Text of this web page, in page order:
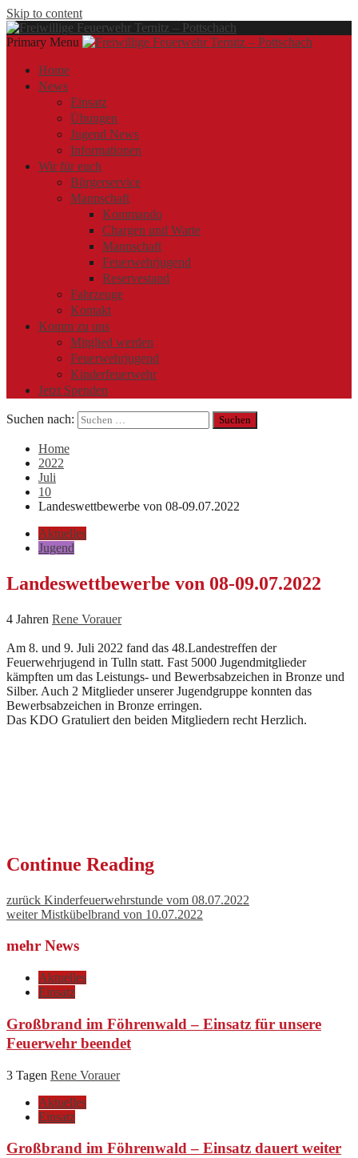
Skip to content
Primary Menu
Freiwillige Feuerwehr Ternitz – Pottschach
Home
News
Einsatz
Übungen
Jugend News
Informationen
Wir für euch
Bürgerservice
Mannschaft
Kommando
Chargen und Warte
Mannschaft
Feuerwehrjugend
Reservestand
Fahrzeuge
Kontakt
Komm zu uns
Mitglied werden
Feuerwehrjugend
Kinderfeuerwehr
Jetzt Spenden
Suchen nach:
Home
2022
Juli
10
Landeswettbewerbe von 08-09.07.2022
Aktuelles
Jugend
Landeswettbewerbe von 08-09.07.2022
4 Jahren Rene Vorauer
Am 8. und 9. Juli 2022 fand das 48.Landestreffen der
Feuerwehrjugend in Tulln statt. Fast 5000 Jugendmitglieder
kämpften um das Leistungs- und Bewerbsabzeichen in Bronze und
Silber. Auch 2 Mitglieder unserer Jugendgruppe konnten das
Bewerbsabzeichen in Bronze erringen.
Das KDO Gratuliert den beiden Mitgliedern recht Herzlich.
Continue Reading
zurück Kinderfeuerwehrstunde vom 08.07.2022
weiterMistkübelbrand von 10.07.2022
mehr News
Aktuelles
Einsatz
Großbrand im Föhrenwald – Einsatz für unsere
Feuerwehr beendet
3 Tagen Rene Vorauer
Aktuelles
Einsatz
Großbrand im Föhrenwald – Einsatz dauert weiter